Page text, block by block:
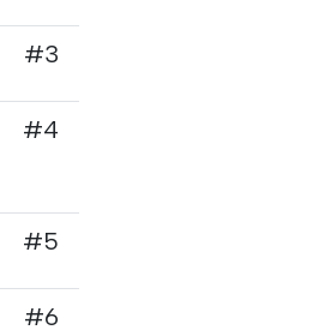
#3
#4
#5
#6